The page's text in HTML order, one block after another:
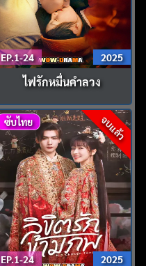
EP.1-24 2025
ไฟรักหมื่นคำลวง
จบแล้ว
ซับไทย
EP.1-24 2025